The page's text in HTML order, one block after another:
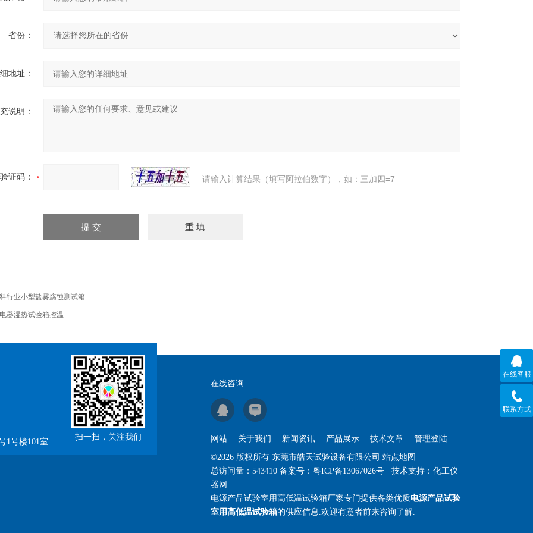
省份：
地址：
说明：
验证码： 请输入计算结果（填写阿拉伯数字），如：三加四=7
行业小型盐雾腐蚀测试箱
器湿热试验箱控温
1号楼101室
扫一扫，关注我们
在线咨询
网站 关于我们 新闻资讯 产品展示 技术文章 管理登陆
©2026 版权所有 东莞市皓天试验设备有限公司 站点地图
总访问量： 543410 备案号：粤ICP备13067026号 技术支持： 化工仪
器网
电源产品试验室用高低温试验箱厂家专门提供各类优质电源产品试验
室用高低温试验箱的供应信息.欢迎有意者前来咨询了解.
在线客服
联系方式